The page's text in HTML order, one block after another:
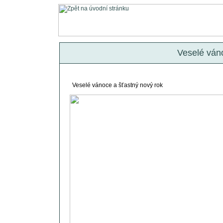
Veselé
Veselé vánoce a šťastný nový rok